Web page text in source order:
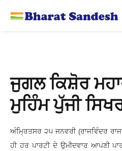
ਜੁਗਲ ਕਿਸ਼ੋਰ
ਮੁਹਿੰਮ ਪੁੱਜੀ
ਅੰਮ੍ਰਿਤਸਰ ੨੫ ਜਨਵਰੀ (ਰਾਜਵਿੰਦਰ
ਹੀ ਹਰ ਪਾਰਟੀ ਦੇ ਉਮੀਦਵਾਰ ਆਪਣੀ